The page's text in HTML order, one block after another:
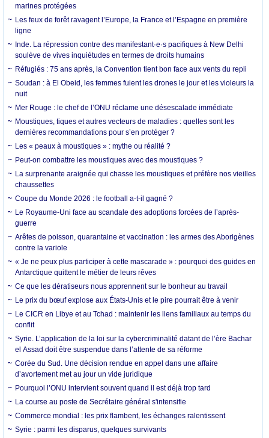
marines protégées
Les feux de forêt ravagent l’Europe, la France et l’Espagne en première
ligne
Inde. La répression contre des manifestant·e·s pacifiques à New Delhi
soulève de vives inquiétudes en termes de droits humains
Réfugiés : 75 ans après, la Convention tient bon face aux vents du repli
Soudan : à El Obeid, les femmes fuient les drones le jour et les violeurs la
nuit
Mer Rouge : le chef de l’ONU réclame une désescalade immédiate
Moustiques, tiques et autres vecteurs de maladies : quelles sont les
dernières recommandations pour s’en protéger ?
Les « peaux à moustiques » : mythe ou réalité ?
Peut-on combattre les moustiques avec des moustiques ?
La surprenante araignée qui chasse les moustiques et préfère nos vieilles
chaussettes
Coupe du Monde 2026 : le football a-t-il gagné ?
Le Royaume-Uni face au scandale des adoptions forcées de l’après-
guerre
Arêtes de poisson, quarantaine et vaccination : les armes des Aborigènes
contre la variole
« Je ne peux plus participer à cette mascarade » : pourquoi des guides en
Antarctique quittent le métier de leurs rêves
Ce que les dératiseurs nous apprennent sur le bonheur au travail
Le prix du bœuf explose aux États-Unis et le pire pourrait être à venir
Le CICR en Libye et au Tchad : maintenir les liens familiaux au temps du
conflit
Syrie. L’application de la loi sur la cybercriminalité datant de l’ère Bachar
el Assad doit être suspendue dans l’attente de sa réforme
Corée du Sud. Une décision rendue en appel dans une affaire
d’avortement met au jour un vide juridique
Pourquoi l’ONU intervient souvent quand il est déjà trop tard
La course au poste de Secrétaire général s'intensifie
Commerce mondial : les prix flambent, les échanges ralentissent
Syrie : parmi les disparus, quelques survivants